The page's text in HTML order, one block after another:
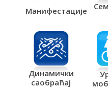
Манифестације
Динамички
саобраћај